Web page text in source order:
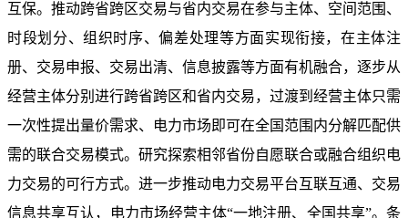
互保。推动跨省跨区交易与省内交易在参与主体、空间范围、
时段划分、组织时序、偏差处理等方面实现衔接，在主体注
册、交易申报、交易出清、信息披露等方面有机融合，逐步从
经营主体分别进行跨省跨区和省内交易，过渡到经营主体只需
一次性提出量价需求、电力市场即可在全国范围内分解匹配供
需的联合交易模式。研究探索相邻省份自愿联合或融合组织电
力交易的可行方式。进一步推动电力交易平台互联互通、交易
信息共享互认，电力市场经营主体“一地注册、全国共享”。条